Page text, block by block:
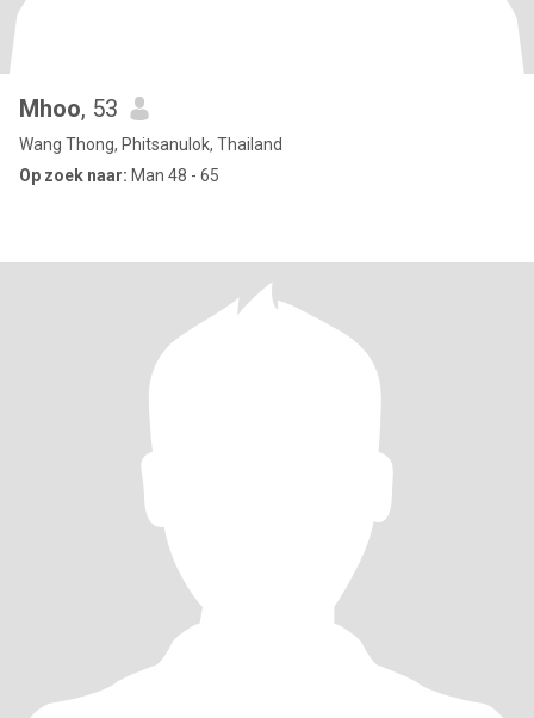
Mhoo, 53
Wang Thong, Phitsanulok, Thailand
Op zoek naar: Man 48 - 65